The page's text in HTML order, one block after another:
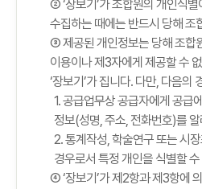
② ‘장보기’가 조합원의 개인식
수집하는 때에는 반드시 당해 조
③ 제공된 개인정보는 당해 조합
이용이나 제3자에게 제공할 수
‘장보기’가 집니다. 다만, 다음의
1. 공급업무상 공급자에게 공급
정보(성명, 주소, 전화번호)를
2. 통계작성, 학술연구 또는 시
경우로서 특정 개인을 식별할
④ ‘장보기’가 제2항과 제3항에